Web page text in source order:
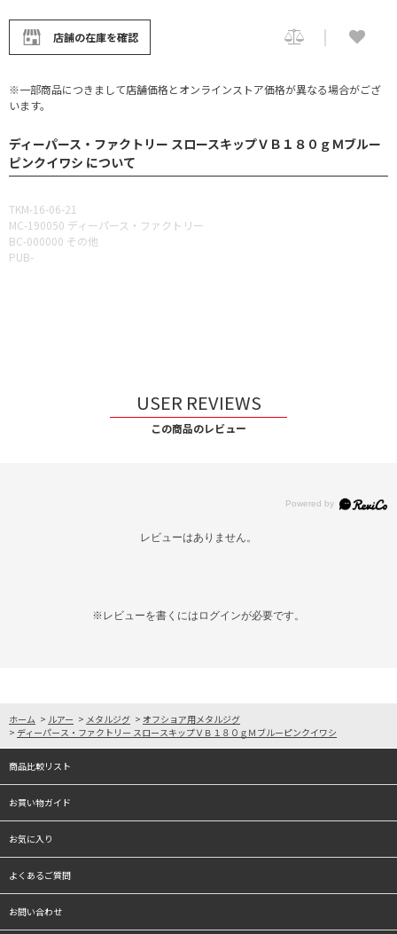
店舗の在庫を確認
※一部商品につきまして店舗価格とオンラインストア価格が異なる場合がござ
います。
ディーパース・ファクトリー スロースキップＶＢ１８０ｇＭブルー
ピンクイワシ について
TKM-16-06-21
MC-190050 ディーパース・ファクトリー
BC-000000 その他
PUB-
USER REVIEWS
この商品のレビュー
レビューはありません。
※レビューを書くには ログインが必要です。
ホーム > ルアー > メタルジグ > オフショア用メタルジグ
> ディーパース・ファクトリー スロースキップＶＢ１８０ｇＭブルーピンクイワシ
商品比較リスト
お買い物ガイド
お気に入り
よくあるご質問
お問い合わせ